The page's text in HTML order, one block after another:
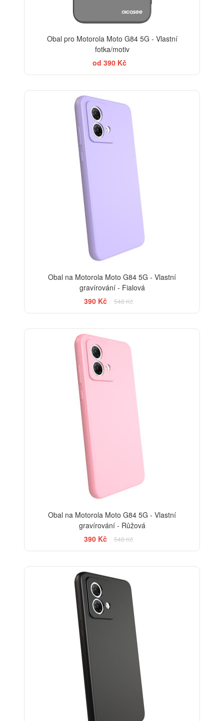
Obal pro Motorola Moto G84 5G - Vlastní
fotka/motiv
od 390 Kč
Obal na Motorola Moto G84 5G - Vlastní
gravírování - Fialová
390 Kč
548 Kč
Obal na Motorola Moto G84 5G - Vlastní
gravírování - Růžová
390 Kč
548 Kč